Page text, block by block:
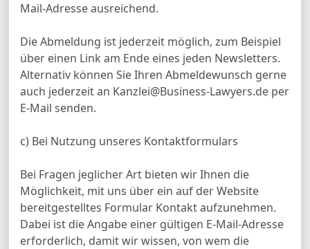
Mail-Adresse ausreichend.
Die Abmeldung ist jederzeit möglich, zum Beispiel
über einen Link am Ende eines jeden Newsletters.
Alternativ können Sie Ihren Abmeldewunsch gerne
auch jederzeit an Kanzlei@Business-Lawyers.de per
E-Mail senden.
c) Bei Nutzung unseres Kontaktformulars
Bei Fragen jeglicher Art bieten wir Ihnen die
Möglichkeit, mit uns über ein auf der Website
bereitgestelltes Formular Kontakt aufzunehmen.
Dabei ist die Angabe einer gültigen E-Mail-Adresse
erforderlich, damit wir wissen, von wem die